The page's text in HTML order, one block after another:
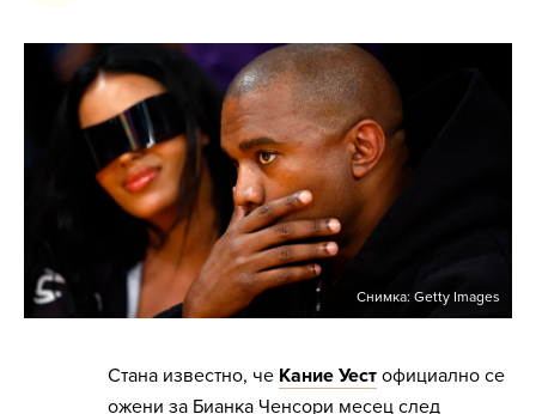
Снимка: Getty Images
Стана известно, че Кание Уест официално се
ожени за Бианка Ченсори месец след